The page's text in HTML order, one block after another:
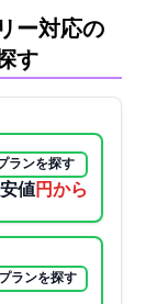
ー対応の
す
ランを探す
値9900円から
プランを探す